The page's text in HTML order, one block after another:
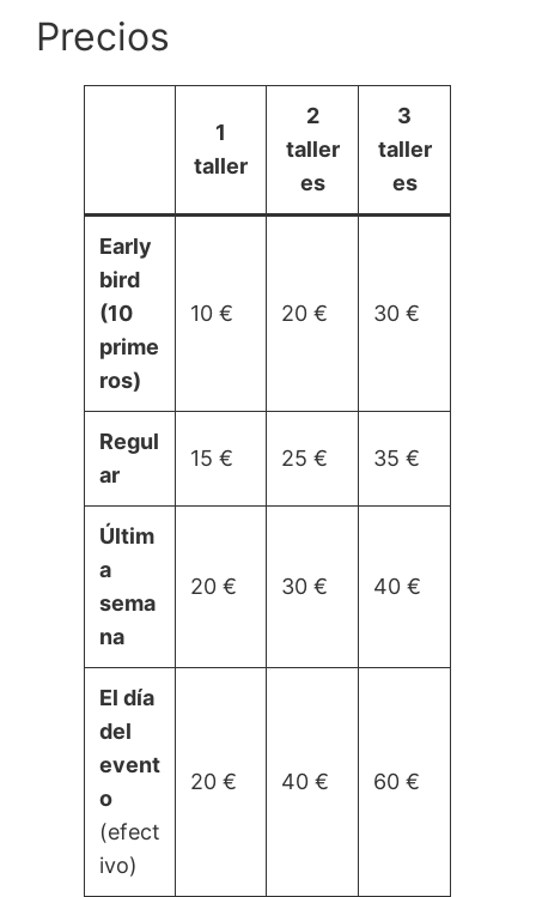
Precios
1
taller
2
taller
es
3
taller
es
Early
bird
(10
prime
ros)
10 € 20 € 30 €
Regul
ar
15 € 25 € 35 €
Últim
a
sema
na
20 € 30 € 40 €
El día
del
event
o
(efect
ivo)
20 € 40 € 60 €